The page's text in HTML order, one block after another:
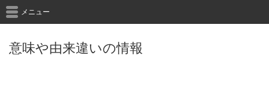
意味や由来違いの情報
メニュー